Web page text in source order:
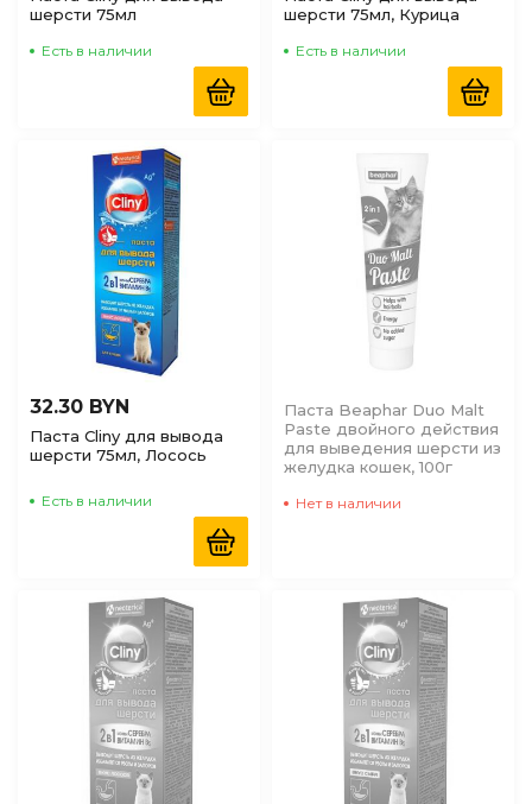
шерсти 75мл
Есть в наличии
шерсти 75мл, Курица
Есть в наличии
32.30 BYN
Паста Cliny для вывода
шерсти 75мл, Лосось
Есть в наличии
Паста Beaphar Duo Malt
Paste двойного действия
для выведения шерсти из
желудка кошек, 100г
Нет в наличии